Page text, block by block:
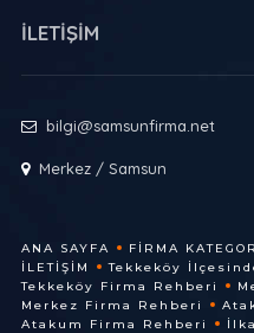
İLETİŞİM
bilgi@samsunfirma.net
Merkez / Samsun
ANA SAYFA FIRMA
İLETIŞIM
Tekkeköy
Tekkeköy Firma Rehberi
Merkez Firma Rehberi
Atakum Firma Rehberi